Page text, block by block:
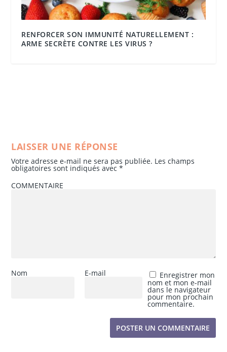
RENFORCER SON IMMUNITÉ NATURELLEMENT :
ARME SECRÈTE CONTRE LES VIRUS ?
LAISSER UNE RÉPONSE
Votre adresse e-mail ne sera pas publiée. Les champs
obligatoires sont indiqués avec*
COMMENTAIRE
Nom E-mail Enregistrer mon
nom et mon e-mail
dans le navigateur
pour mon prochain
commentaire.